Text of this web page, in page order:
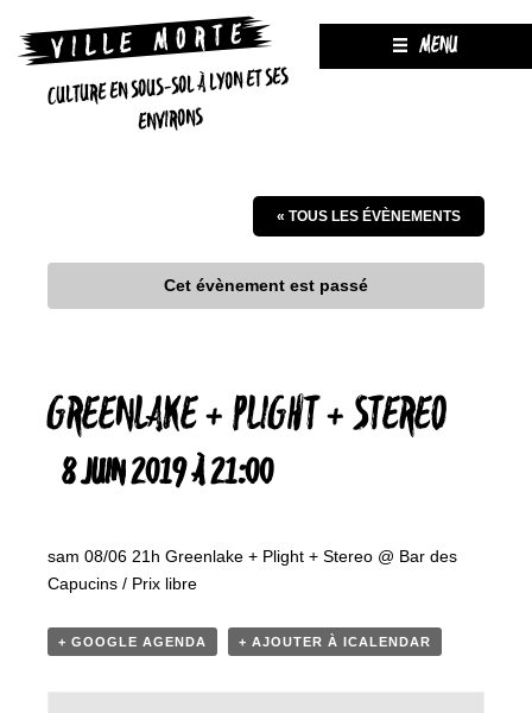
CULTURE EN SOUS-SOL À LYON ET SES
ENVIRONS
MENU
« TOUS LES ÉVÈNEMENTS
Cet évènement est passé
GREENLAKE + PLIGHT + STEREO
8 JUIN 2019 À 21:00
sam 08/06 21h Greenlake + Plight + Stereo @ Bar des
Capucins / Prix libre
+ GOOGLE AGENDA + AJOUTER À ICALENDAR